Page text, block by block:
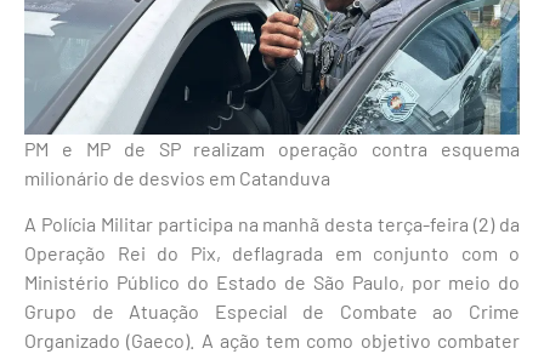
PM e MP de SP realizam operação contra esquema
milionário de desvios em Catanduva
A Polícia Militar participa na manhã desta terça-feira (2) da
Operação Rei do Pix, deflagrada em conjunto com o
Ministério Público do Estado de São Paulo, por meio do
Grupo de Atuação Especial de Combate ao Crime
Organizado (Gaeco). A ação tem como objetivo combater